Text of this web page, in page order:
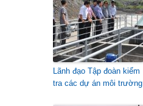
Lãnh đạo Tập đoàn kiểm
tra các dự án môi trường